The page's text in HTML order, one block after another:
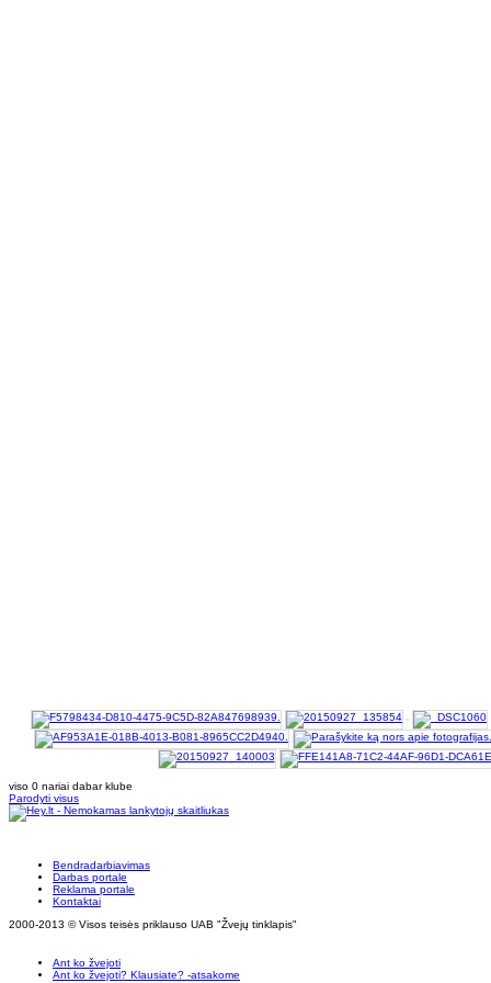
viso 0 nariai dabar klube
Parodyti visus
Bendradarbiavimas
Darbas portale
Reklama portale
Kontaktai
2000-2013 © Visos teisės priklauso UAB "Žvejų tinklapis"
Ant ko žvejoti
Ant ko žvejoti? Klausiate? -atsakome